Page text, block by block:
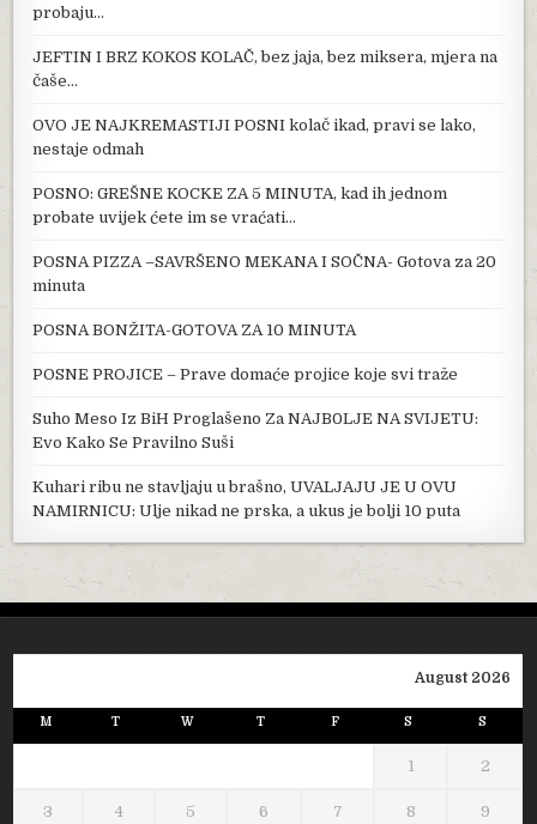
probaju…
JEFTIN I BRZ KOKOS KOLAČ, bez jaja, bez miksera, mjera na
čaše…
OVO JE NAJKREMASTIJI POSNI kolač ikad, pravi se lako,
nestaje odmah
POSNO: GREŠNE KOCKE ZA 5 MINUTA, kad ih jednom
probate uvijek ćete im se vraćati…
POSNA PIZZA –SAVRŠENO MEKANA I SOČNA- Gotova za 20
minuta
POSNA BONŽITA-GOTOVA ZA 10 MINUTA
POSNE PROJICE – Prave domaće projice koje svi traže
Suho Meso Iz BiH Proglašeno Za NAJB0LJE NA SVIJETU:
Evo Kako Se Pravilno Suši
Kuhari ribu ne stavljaju u brašno, UVALJAJU JE U OVU
NAMIRNICU: Ulje nikad ne prska, a ukus je bolji 10 puta
August 2026
M T W T F S S
1 2
3 4 5 6 7 8 9